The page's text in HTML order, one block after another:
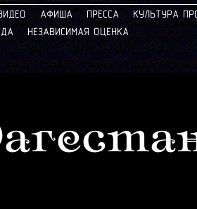
АФИША ПРЕССА
КУЛЬТУРА
НЕЗАВИСИМАЯ ОЦЕНКА